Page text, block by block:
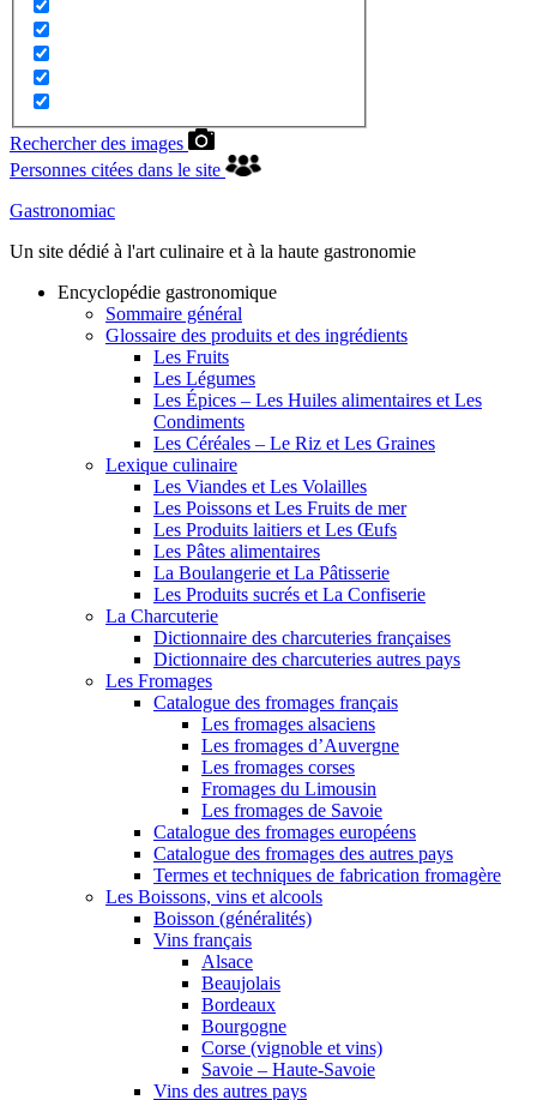
Rechercher des images
Personnes citées dans le site
Gastronomiac
Un site dédié à l'art culinaire et à la haute gastronomie
Encyclopédie gastronomique
Sommaire général
Glossaire des produits et des ingrédients
Les Fruits
Les Légumes
Les Épices – Les Huiles alimentaires et Les
Condiments
Les Céréales – Le Riz et Les Graines
Lexique culinaire
Les Viandes et Les Volailles
Les Poissons et Les Fruits de mer
Les Produits laitiers et Les Œufs
Les Pâtes alimentaires
La Boulangerie et La Pâtisserie
Les Produits sucrés et La Confiserie
La Charcuterie
Dictionnaire des charcuteries françaises
Dictionnaire des charcuteries autres pays
Les Fromages
Catalogue des fromages français
Les fromages alsaciens
Les fromages d’Auvergne
Les fromages corses
Fromages du Limousin
Les fromages de Savoie
Catalogue des fromages européens
Catalogue des fromages des autres pays
Termes et techniques de fabrication fromagère
Les Boissons, vins et alcools
Boisson (généralités)
Vins français
Alsace
Beaujolais
Bordeaux
Bourgogne
Corse (vignoble et vins)
Savoie – Haute-Savoie
Vins des autres pays